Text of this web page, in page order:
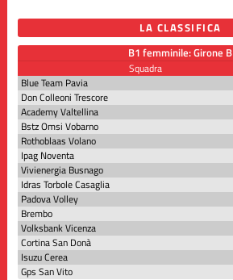
LA CLASSIFICA
B1 femminile: Girone B
Squadra
Blue Team Pavia
Don Colleoni Trescore
Academy Valtellina
Bstz Omsi Vobarno
Rothoblaas Volano
Ipag Noventa
Vivienergia Busnago
Idras Torbole Casaglia
Padova Volley
Brembo
Volksbank Vicenza
Cortina San Donà
Isuzu Cerea
Gps San Vito